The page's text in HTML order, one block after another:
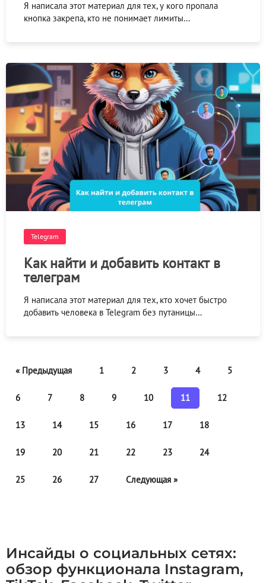
Я написала этот материал для тех, у кого пропала
кнопка закрепа, кто не понимает лимиты…
Telegram
Как найти и добавить контакт в
телеграм
Я написала этот материал для тех, кто хочет быстро
добавить человека в Telegram без путаницы…
« Предыдущая 1 2 3 4 5
6 7 8 9 10 11 12
13 14 15 16 17 18
19 20 21 22 23 24
25 26 27 Следующая »
Инсайды о социальных сетях:
обзор функционала Instagram,